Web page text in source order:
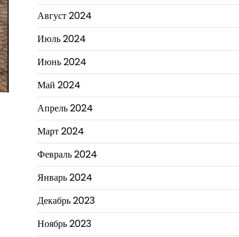
Август 2024
Июль 2024
Июнь 2024
Май 2024
Апрель 2024
Март 2024
Февраль 2024
Январь 2024
Декабрь 2023
Ноябрь 2023